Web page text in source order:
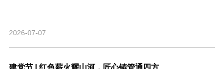
2026-07-07
建党节 | 红色薪火耀山河，匠心铸管通四方